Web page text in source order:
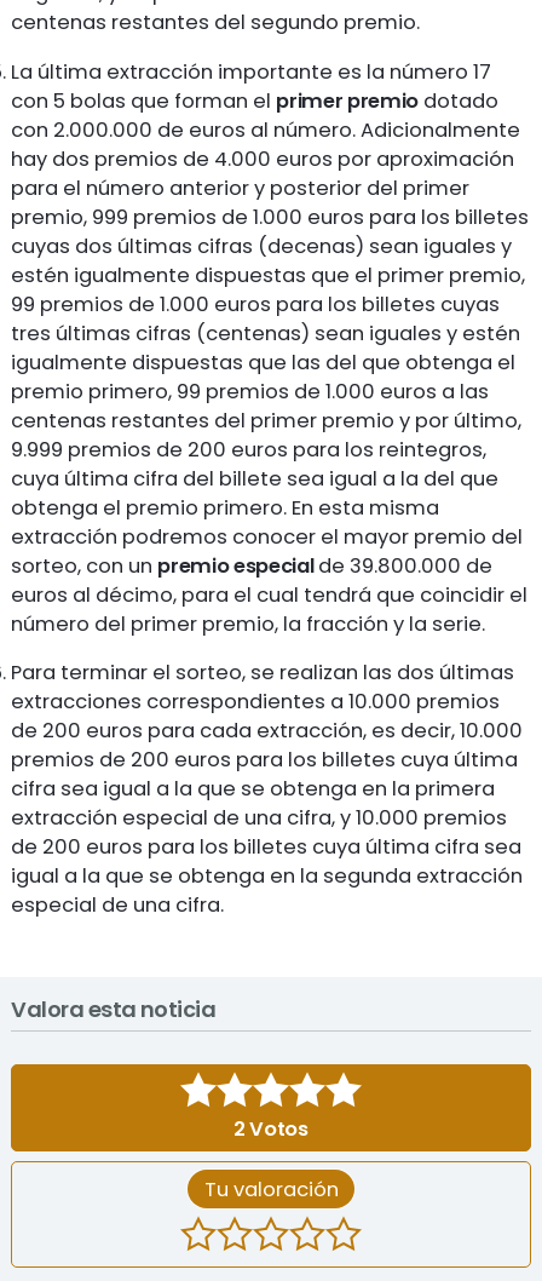
centenas restantes del segundo premio.
La última extracción importante es la número 17
con 5 bolas que forman el primer premio dotado
con 2.000.000 de euros al número. Adicionalmente
hay dos premios de 4.000 euros por aproximación
para el número anterior y posterior del primer
premio, 999 premios de 1.000 euros para los billetes
cuyas dos últimas cifras (decenas) sean iguales y
estén igualmente dispuestas que el primer premio,
99 premios de 1.000 euros para los billetes cuyas
tres últimas cifras (centenas) sean iguales y estén
igualmente dispuestas que las del que obtenga el
premio primero, 99 premios de 1.000 euros a las
centenas restantes del primer premio y por último,
9.999 premios de 200 euros para los reintegros,
cuya última cifra del billete sea igual a la del que
obtenga el premio primero. En esta misma
extracción podremos conocer el mayor premio del
sorteo, con un premio especialde 39.800.000 de
euros al décimo, para el cual tendrá que coincidir el
número del primer premio, la fracción y la serie.
Para terminar el sorteo, se realizan las dos últimas
extracciones correspondientes a 10.000 premios
de 200 euros para cada extracción, es decir, 10.000
premios de 200 euros para los billetes cuya última
cifra sea igual a la que se obtenga en la primera
extracción especial de una cifra, y 10.000 premios
de 200 euros para los billetes cuya última cifra sea
igual a la que se obtenga en la segunda extracción
especial de una cifra.
Valora esta noticia
2Votos
Tu valoración